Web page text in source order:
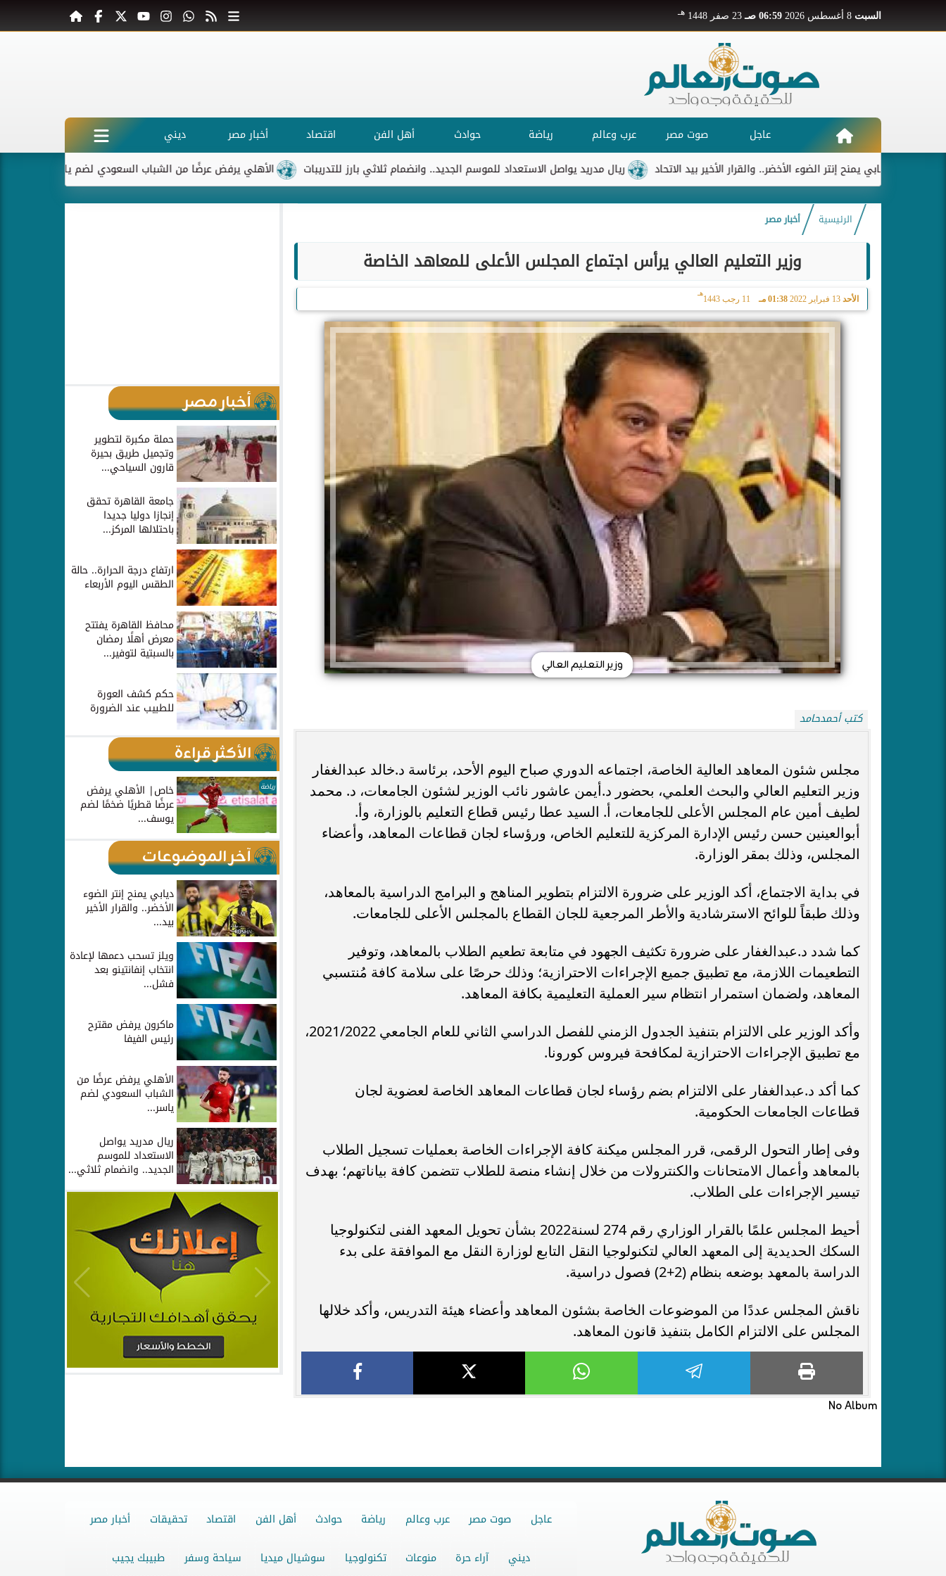
السبت 06:59 صـ 23 صفر 1448 هـ
عاجل صوت مصر عرب وعالم رياضة حوادث أهل الفن اقتصاد أخبار مصر
ديني
الأهلي يرفض عرضًا من الشباب السعودي لضم ياسر إبراهيم ريال مدريد يواصل الاستعداد للموسم الجديد.. وانضمام ثلاثي بارز للتدريبات ديابي يمنح إنتر الضوء الأخضر.. والقرار الأخير بيد الاتحاد
الرئيسية أخبار مصر
وزير التعليم العالي يرأس اجتماع المجلس الأعلى للمعاهد الخاصة
الأحد 13 فبراير 2022 01:38 مـ 11 رجب 1443
هـ
وزير التعليم العالي
كتب أحمدحامد
مجلس شئون المعاهد العالية الخاصة، اجتماعه الدوري صباح اليوم الأحد، برئاسة د.خالد عبدالغفار
وزير التعليم العالي والبحث العلمي، بحضور د.أيمن عاشور نائب الوزير لشئون الجامعات، د. محمد
لطيف أمين عام المجلس الأعلى للجامعات، أ. السيد عطا رئيس قطاع التعليم بالوزارة، وأ.
أبوالعينين حسن رئيس الإدارة المركزية للتعليم الخاص، ورؤساء لجان قطاعات المعاهد، وأعضاء
المجلس، وذلك بمقر الوزارة.
في بداية الاجتماع، أكد الوزير على ضرورة الالتزام بتطوير المناهج و البرامج الدراسية بالمعاهد،
وذلك طبقاً للوائح الاسترشادية والأطر المرجعية للجان القطاع بالمجلس الأعلى للجامعات.
كما شدد د.عبدالغفار على ضرورة تكثيف الجهود في متابعة تطعيم الطلاب بالمعاهد، وتوفير
التطعيمات اللازمة، مع تطبيق جميع الإجراءات الاحترازية؛ وذلك حرصًا على سلامة كافة مُنتسبي
المعاهد، ولضمان استمرار انتظام سير العملية التعليمية بكافة المعاهد.
وأكد الوزير على الالتزام بتنفيذ الجدول الزمني للفصل الدراسي الثاني للعام الجامعي 2021/2022،
مع تطبيق الإجراءات الاحترازية لمكافحة فيروس كورونا.
كما أكد د.عبدالغفار على الالتزام بضم رؤساء لجان قطاعات المعاهد الخاصة لعضوية لجان
قطاعات الجامعات الحكومية.
وفى إطار التحول الرقمى، قرر المجلس ميكنة كافة الإجراءات الخاصة بعمليات تسجيل الطلاب
بالمعاهد وأعمال الامتحانات والكنترولات من خلال إنشاء منصة للطلاب تتضمن كافة بياناتهم؛ بهدف
تيسير الإجراءات على الطلاب.
أحيط المجلس علمًا بالقرار الوزاري رقم 274 لسنة2022 بشأن تحويل المعهد الفنى لتكنولوجيا
السكك الحديدية إلى المعهد العالي لتكنولوجيا النقل التابع لوزارة النقل مع الموافقة على بدء
الدراسة بالمعهد بوضعه بنظام (2+2) فصول دراسية.
ناقش المجلس عددًا من الموضوعات الخاصة بشئون المعاهد وأعضاء هيئة التدريس، وأكد خلالها
المجلس على الالتزام الكامل بتنفيذ قانون المعاهد.
No Album
أخبار مصر
حملة مكبرة لتطوير
وتجميل طريق بحيرة
قارون السياحي...
جامعة القاهرة تحقق
إنجازا دوليا جديدا
باحتلالها المركز...
ارتفاع درجة الحرارة.. حالة
الطقس اليوم الأربعاء
محافظ القاهرة يفتتح
معرض أهلًا رمضان
بالسبتية لتوفير...
حكم كشف العورة
للطبيب عند الضرورة
الأكثر قراءة
رياضة خاص| الأهلي يرفض
عرضًا قطريًا ضخمًا لضم
يوسف...
آخر الموضوعات
ديابي يمنح إنتر الضوء
الأخضر.. والقرار الأخير
بيد...
ويلز تسحب دعمها لإعادة
انتخاب إنفانتينو بعد
فشل...
ماكرون يرفض مقترح
رئيس الفيفا
الأهلي يرفض عرضًا من
الشباب السعودي لضم
ياسر...
ريال مدريد يواصل
الاستعداد للموسم
الجديد.. وانضمام ثلاثي...
عاجل صوت مصر عرب وعالم رياضة حوادث أهل الفن اقتصاد تحقيقات أخبار مصر
ديني آراء حرة منوعات تكنولوجيا سوشيال ميديا سياحة وسفر طبيبك يجيب